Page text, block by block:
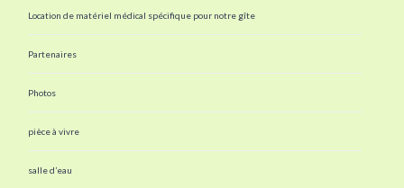
Location de matériel médical spécifique pour notre gîte
Partenaires
Photos
pièce à vivre
salle d’eau